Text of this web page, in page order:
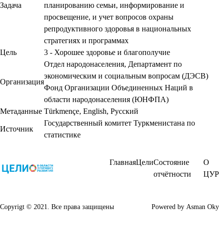
Задача
планированию семьи, информирование и
просвещение, и учет вопросов охраны
репродуктивного здоровья в национальных
стратегиях и программах
Цель
3 - Хорошее здоровье и благополучие
Организация
Отдел народонаселения, Департамент по
экономическим и социальным вопросам (ДЭСВ)
Фонд Организации Объединенных Наций в
области народонаселения (ЮНФПА)
Метаданные Türkmençe, English, Русский
Источник
Государственный комитет Туркменистана по
статистике
ГлавнаяЦелиСостояние
отчётности
О
ЦУР
Copyrigt © 2021. Все права защищены Powered by Asman Oky